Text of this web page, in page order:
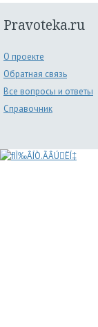
Pravoteka.ru
О проекте
Обратная связь
Все вопросы и ответы
Справочник